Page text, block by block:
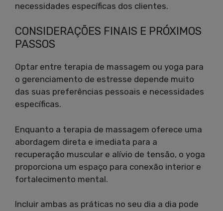
necessidades específicas dos clientes.
CONSIDERAÇÕES FINAIS E PRÓXIMOS
PASSOS
Optar entre terapia de massagem ou yoga para
o gerenciamento de estresse depende muito
das suas preferências pessoais e necessidades
específicas.
Enquanto a terapia de massagem oferece uma
abordagem direta e imediata para a
recuperação muscular e alívio de tensão, o yoga
proporciona um espaço para conexão interior e
fortalecimento mental.
Incluir ambas as práticas no seu dia a dia pode